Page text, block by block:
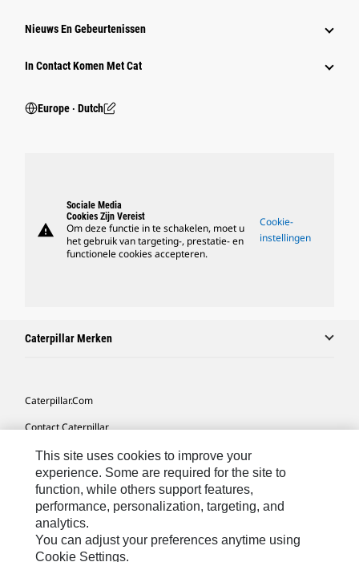
Nieuws En Gebeurtenissen
In Contact Komen Met Cat
Europe ‧ Dutch
warning
Sociale Media
Cookies Zijn Vereist
Om deze functie in te schakelen, moet u
het gebruik van targeting-, prestatie- en
functionele cookies accepteren.
Cookie-
instellingen
Caterpillar Merken
Caterpillar.com
Contact Caterpillar
Mijn Marketingvoorkeuren
Site Map
Cookie Settings
Legal
Privacy
This site uses cookies to improve your
experience. Some are required for the site to
function, while others support features,
performance, personalization, targeting, and
analytics.
You can adjust your preferences anytime using
Cookie Settings.